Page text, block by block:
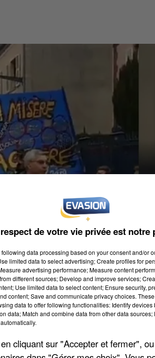
opposants à la réforme de
de protestations se sont
de votre vie privée est notre
following data processing based on your consent and/or
limited data to select advertising; Create profiles for
advertising performance; Measure content
different sources; Develop and improve services;
Use limited data to select content; Ensure security,
content; Save and communicate privacy choices.
data to offer following functionalities: Identify
data; Match and combine data from other data
cliquant sur "Accepter et fermer",